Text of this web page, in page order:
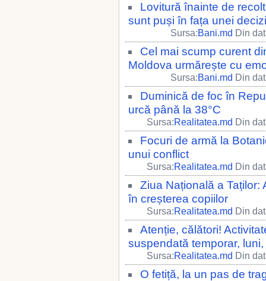
Lovitură înainte de
sunt puși în fața unei
Sursa:Bani.md Din
Cel mai scump curent
Moldova urmărește cu
Sursa:Bani.md Din
Duminică de foc în
urcă până la 38°C
Sursa:Realitatea.md Din
Focuri de armă la
unui conflict
Sursa:Realitatea.md Din
Ziua Națională a Taților:
în creșterea copiilor
Sursa:Realitatea.md Din
Atenție, călători!
suspendată temporar,
Sursa:Realitatea.md Din
O fetiță, la un pas de